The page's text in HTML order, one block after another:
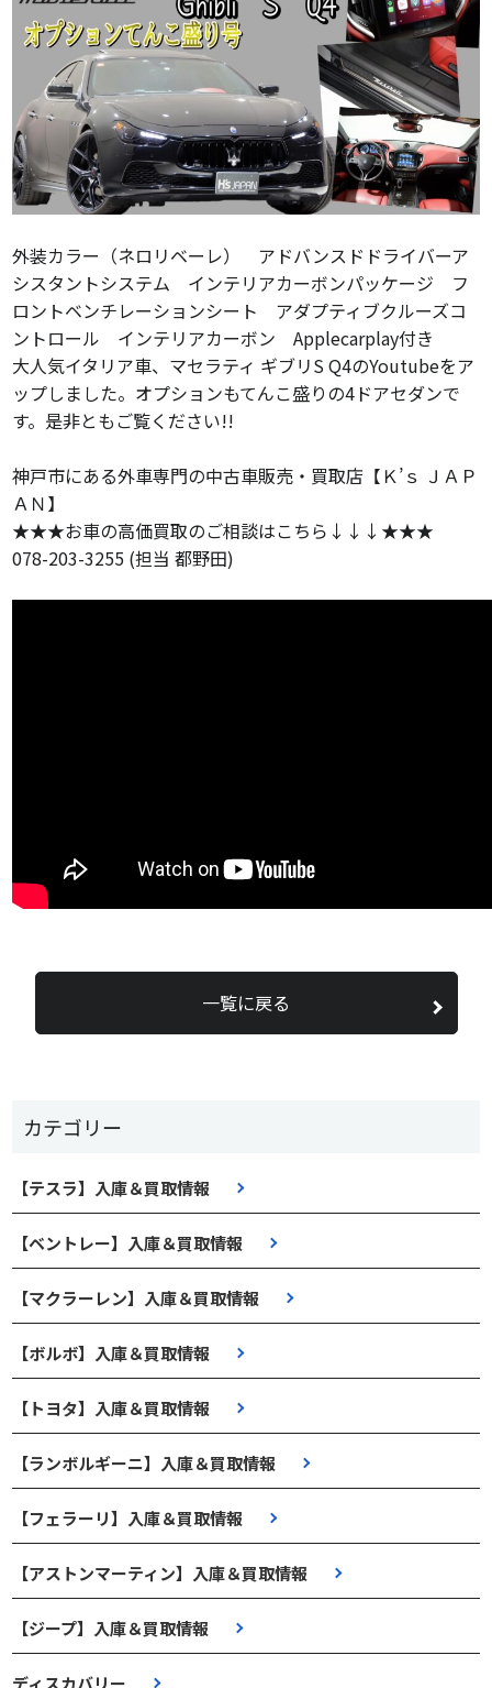
カテゴリー
【テスラ】入庫＆買取情報
【ベントレー】入庫＆買取情報
【マクラーレン】入庫＆買取情報
【ボルボ】入庫＆買取情報
【トヨタ】入庫＆買取情報
【ランボルギーニ】入庫＆買取情報
【フェラーリ】入庫＆買取情報
【アストンマーティン】入庫＆買取情報
【ジープ】入庫＆買取情報
ディスカバリー
外装カラー（ネロリベーレ） アドバンスドドライバーア
シスタントシステム インテリアカーボンパッケージ フ
ロントベンチレーションシート アダプティブクルーズコ
ントロール インテリアカーボン Applecarplay付き
大人気イタリア車、マセラティ ギブリS Q4のYoutubeをア
ップしました。オプションもてんこ盛りの4ドアセダンで
す。是非ともご覧ください!!
神戸市にある外車専門の中古車販売・買取店【Ｋ’ｓ ＪＡＰ
ＡＮ】
★★★お車の高価買取のご相談はこちら↓↓↓★★★
078-203-3255 (担当 都野田)
一覧に戻る